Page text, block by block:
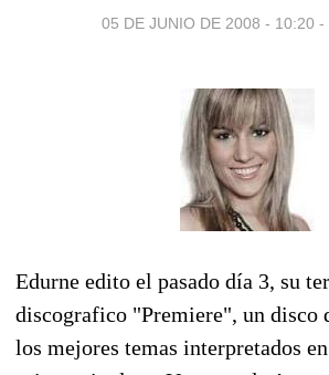
05 DE JUNIO DE 2008 - 10:20 -
Edurne edito el pasado día 3, su
discografico "Premiere", un disco
los mejores temas interpretados